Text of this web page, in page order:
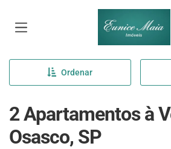
Página inicial
Ordenar
2 Apartamentos à
Osasco, SP